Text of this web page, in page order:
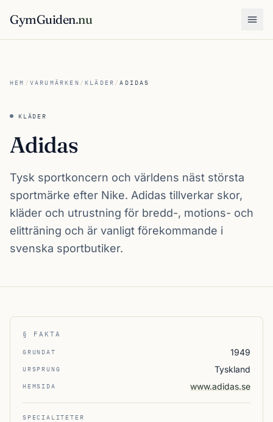
GymGuiden.nu
HEM / VARUMÄRKEN /KLÄDER /ADIDAS
KLÄDER
Adidas
Tysk sportkoncern och världens näst största
sportmärke efter Nike. Adidas tillverkar skor,
kläder och utrustning för bredd-, motions- och
elitträning och är vanligt förekommande i
svenska sportbutiker.
§ FAKTA
GRUNDAT 1949
URSPRUNG Tyskland
HEMSIDA www.adidas.se
SPECIALITETER